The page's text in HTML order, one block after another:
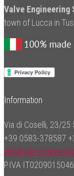
Valve Engineering
town of Lucca in
Information
Via di Coselli, 23/25
+39 0583-378587
P.IVA